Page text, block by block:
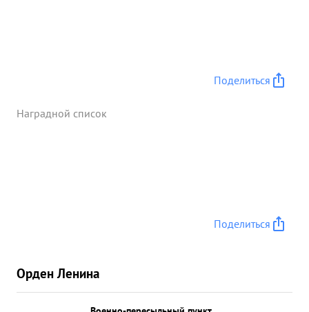
Поделиться
Наградной список
Поделиться
Орден Ленина